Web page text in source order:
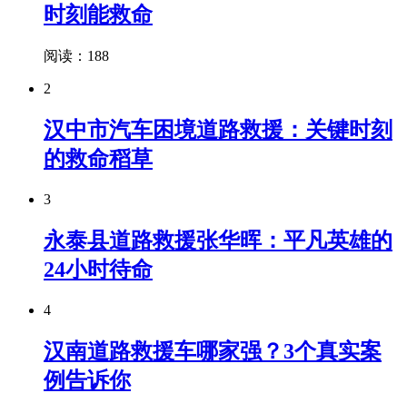
时刻能救命
阅读：188
2
汉中市汽车困境道路救援：关键时刻
的救命稻草
3
永泰县道路救援张华晖：平凡英雄的
24小时待命
4
汉南道路救援车哪家强？3个真实案
例告诉你